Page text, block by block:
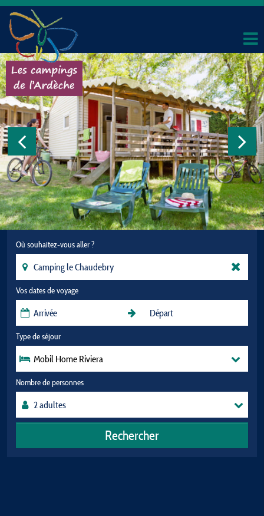
Où souhaitez-vous aller ?
Vos dates de voyage
Type de séjour
Mobil Home Riviera
Nombre de personnes
Rechercher